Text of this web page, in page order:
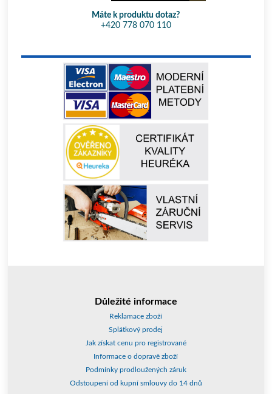
Máte k produktu dotaz?
+420 778 070 110
Důležité informace
Reklamace zboží
Splátkový prodej
Jak získat cenu pro registrované
Informace o dopravě zboží
Podmínky prodloužených záruk
Odstoupení od kupní smlouvy do 14 dnů